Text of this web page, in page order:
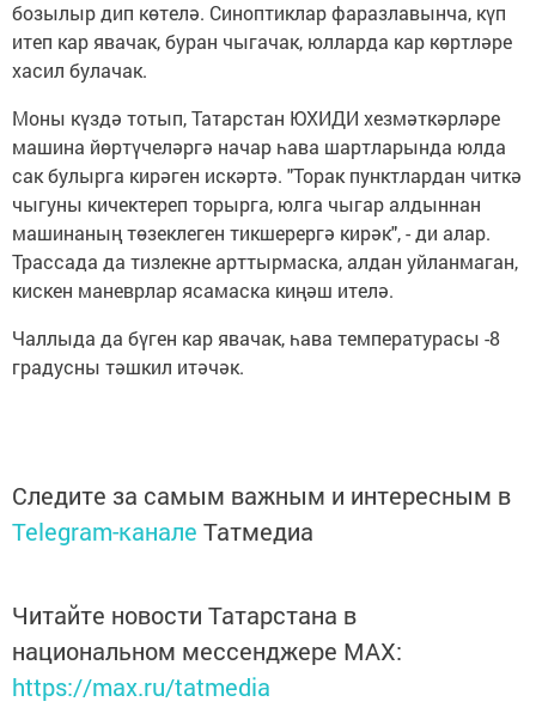
бозылыр дип көтелә. Синоптиклар фаразлавынча, күп
итеп кар явачак, буран чыгачак, юлларда кар көртләре
хасил булачак.
Моны күздә тотып, Татарстан ЮХИДИ хезмәткәрләре
машина йөртүчеләргә начар һава шартларында юлда
сак булырга кирәген искәртә. "Торак пунктлардан читкә
чыгуны кичектереп торырга, юлга чыгар алдыннан
машинаның төзеклеген тикшерергә кирәк", - ди алар.
Трассада да тизлекне арттырмаска, алдан уйланмаган,
кискен маневрлар ясамаска киңәш ителә.
Чаллыда да бүген кар явачак, һава температурасы -8
градусны тәшкил итәчәк.
Следите за самым важным и интересным в
Telegram-канале Татмедиа
Читайте новости Татарстана в
национальном мессенджере MАХ:
https://max.ru/tatmedia